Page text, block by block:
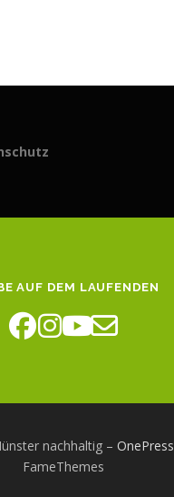
AUF DEM LAUFENDEN
nachhaltig – OnePress
FameThemes